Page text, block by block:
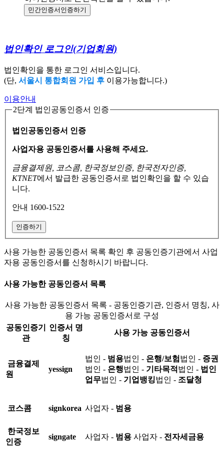
민간인증서 인증하기
법인확인 로그인(기업회원)
법인확인을 통한 로그인 서비스입니다.
(단, 서울시 통합회원 가입 후 이용가능합니다.)
이용안내
2단계 법인공동인증서 인증
법인공동인증서 인증
사업자용 공동인증서를 사용해 주세요.
금융결제원, 코스콤, 한국정보인증, 한국전자인증,
KTNET에서 발급한 공동인증서로 법인확인을 할 수 있습
니다.
안내 1600-1522
인증하기
사용 가능한 공동인증서 목록 확인 후 공동인증기관에서 사업
자용 공동인증서를 신청하시기 바랍니다.
사용 가능한 공동인증서 목록
사용 가능한 공동인증서 목록 - 공동인증기관, 인증서 명칭, 사
용 가능 공동인증서로 구성
공동인증기
관
인증서 명
칭
사용 가능 공동인증서
금융결제
원
yessign
법인 - 범용법인 - 은행/보험 법인 - 증권
법인 - 은행법인 - 기타목적 법인 - 법인
업무법인 - 기업뱅킹법인 - 조달청
코스콤 signkorea 사업자 - 범용
한국정보
인증
signgate 사업자 - 범용 사업자 - 전자세금용